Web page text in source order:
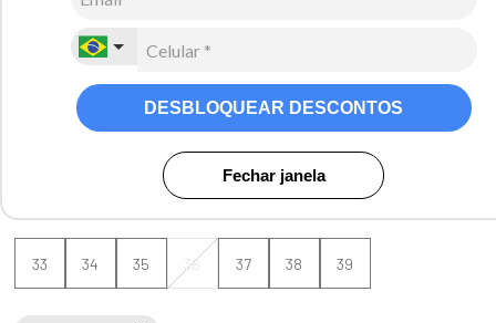
DESBLOQUEAR DESCONTOS
Fechar janela
Ver Parcelas
(5% OFF no PIX/Boleto)
Relax Natural
33 34 35 36 37 38 39